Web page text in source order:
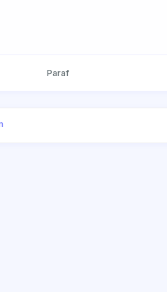
Paraf